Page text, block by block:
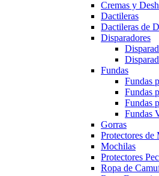
Cremas y
Dactileras
Dactileras de
Disparadores
Fundas
Fundas
Fundas
Fundas
Fundas
Gorras
Protectores de
Mochilas
Protectores
Ropa de